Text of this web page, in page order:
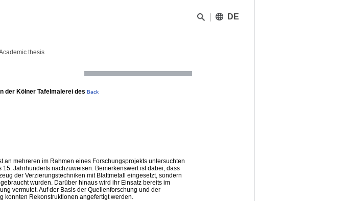
DE
thesis
der Kölner Tafelmalerei des Back
an mehreren im Rahmen eines Forschungsprojekts untersuchten
Jahrhunderts nachzuweisen. Bemerkenswert ist dabei, dass
der Verzierungstechniken mit Blattmetall eingesetzt, sondern
wurden. Darüber hinaus wird ihr Einsatz bereits im
vermutet. Auf der Basis der Quellenforschung und der
konnten Rekonstruktionen angefertigt werden.